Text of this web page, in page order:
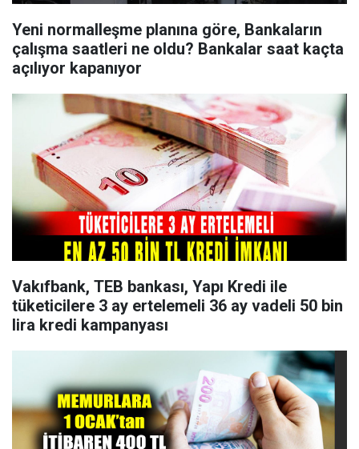
Yeni normalleşme planına göre, Bankaların
çalışma saatleri ne oldu? Bankalar saat kaçta
açılıyor kapanıyor
Vakıfbank, TEB bankası, Yapı Kredi ile
tüketicilere 3 ay ertelemeli 36 ay vadeli 50 bin
lira kredi kampanyası